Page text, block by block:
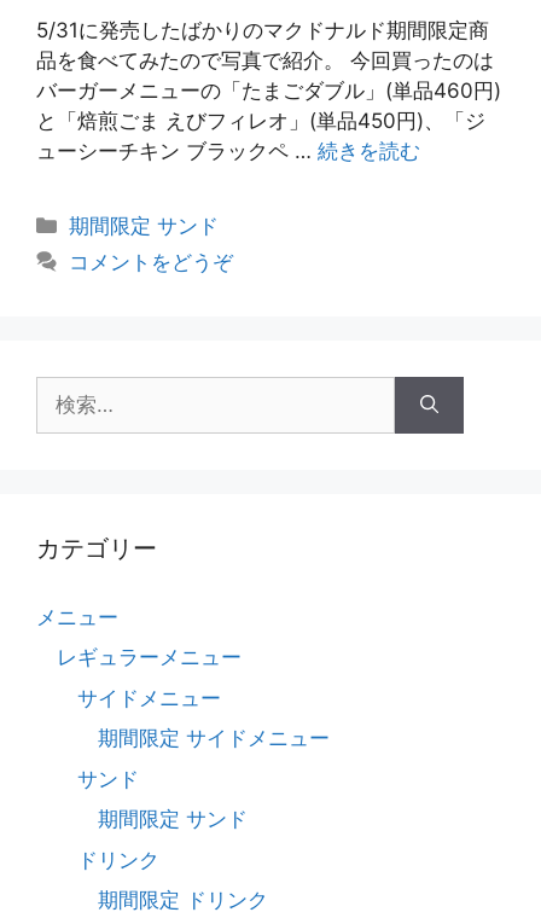
5/31に発売したばかりのマクドナルド期間限定商
品を食べてみたので写真で紹介。 今回買ったのは
バーガーメニューの「たまごダブル」(単品460円)
と「焙煎ごま えびフィレオ」(単品450円)、「ジ
ューシーチキン ブラックペ … 続きを読む
カ
期間限定 サンド
コメントをどうぞ
カテゴリー
メニュー
レギュラーメニュー
サイドメニュー
期間限定 サイドメニュー
サンド
期間限定 サンド
ドリンク
期間限定 ドリンク